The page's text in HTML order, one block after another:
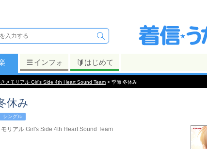
インフォ はじめて
きメモリアル Girl's Side 4th Heart Sound Team > 季節 冬休み
休み
シングル
モリアル Girl's Side 4th Heart Sound Team